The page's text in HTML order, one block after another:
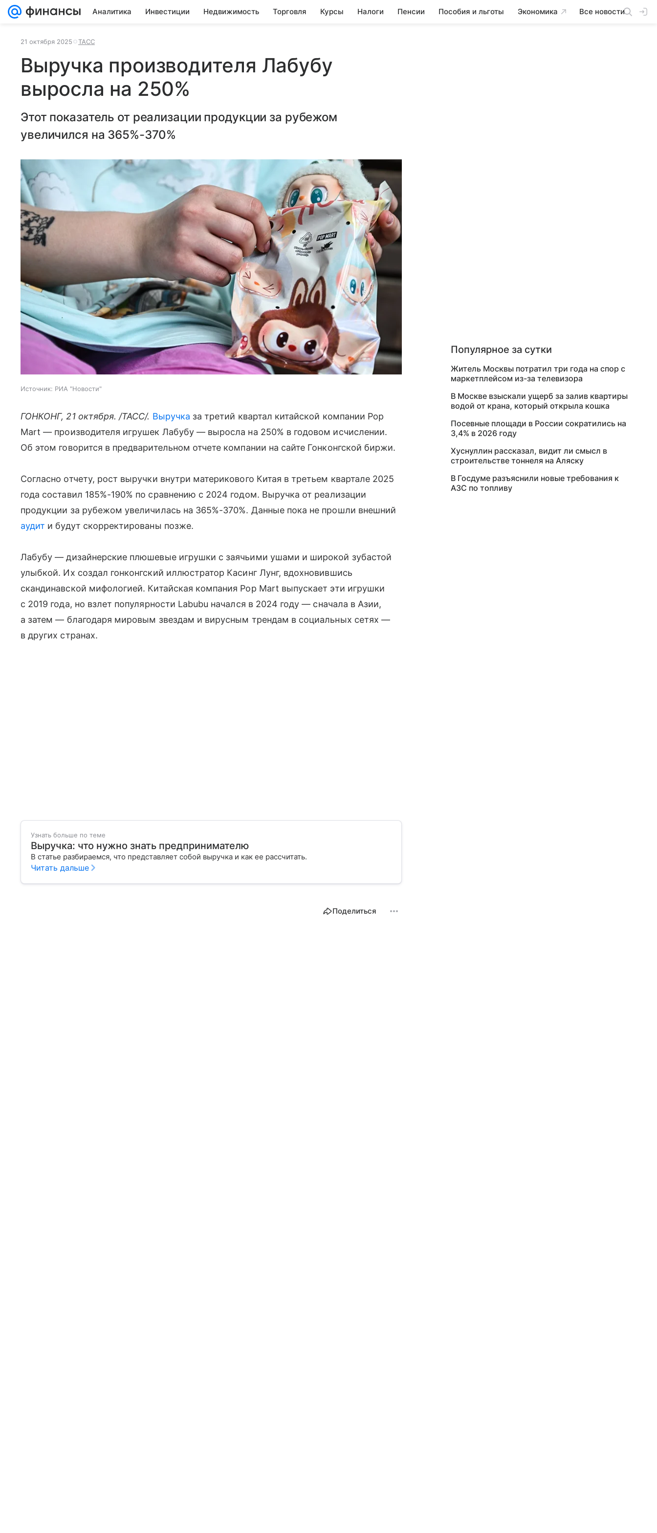
Аналитика Инвестиции Недвижимость Торговля Курсы Налоги Пенсии Пособия и льготы Экономика Все новости
21 октября 2025 ТАСС
Выручка производителя Лабубу
выросла на 250%
Этот показатель от реализации продукции за рубежом
увеличился на 365%-370%
Источник: РИА "Новости"
ГОНКОНГ, 21 октября. /ТАСС/. Выручка за третий квартал китайской компании Pop
Mart — производителя игрушек Лабубу — выросла на 250% в годовом исчислении.
Об этом говорится в предварительном отчете компании на сайте Гонконгской биржи.
Согласно отчету, рост выручки внутри материкового Китая в третьем квартале 2025
года составил 185%-190% по сравнению с 2024 годом. Выручка от реализации
продукции за рубежом увеличилась на 365%-370%. Данные пока не прошли внешний
аудит и будут скорректированы позже.
Лабубу — дизайнерские плюшевые игрушки с заячьими ушами и широкой зубастой
улыбкой. Их создал гонконгский иллюстратор Касинг Лунг, вдохновившись
скандинавской мифологией. Китайская компания Pop Mart выпускает эти игрушки
с 2019 года, но взлет популярности Labubu начался в 2024 году — сначала в Азии,
а затем — благодаря мировым звездам и вирусным трендам в социальных сетях —
в других странах.
Узнать больше по теме
Выручка: что нужно знать предпринимателю
В статье разбираемся, что представляет собой выручка и как ее рассчитать.
Читать дальше
Поделиться
Популярное за сутки
Житель Москвы потратил три года на спор с
маркетплейсом из-за телевизора
В Москве взыскали ущерб за залив квартиры
водой от крана, который открыла кошка
Посевные площади в России сократились на
3,4% в 2026 году
Хуснуллин рассказал, видит ли смысл в
строительстве тоннеля на Аляску
В Госдуме разъяснили новые требования к
АЗС по топливу